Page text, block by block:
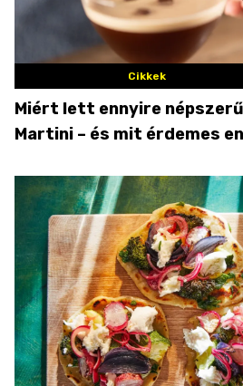
Cikkek
Miért lett ennyire
Martini – és mit érdemes